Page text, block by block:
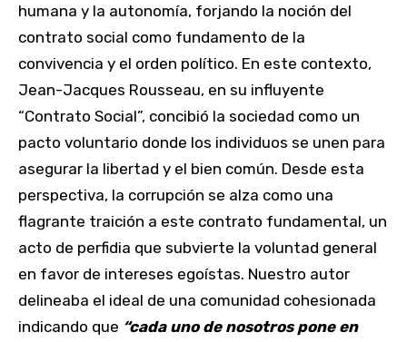
humana y la autonomía, forjando la noción del
contrato social como fundamento de la
convivencia y el orden político. En este contexto,
Jean-Jacques Rousseau, en su influyente
“Contrato Social”, concibió la sociedad como un
pacto voluntario donde los individuos se unen para
asegurar la libertad y el bien común. Desde esta
perspectiva, la corrupción se alza como una
flagrante traición a este contrato fundamental, un
acto de perfidia que subvierte la voluntad general
en favor de intereses egoístas. Nuestro autor
delineaba el ideal de una comunidad cohesionada
indicando que “cada uno de nosotros pone en